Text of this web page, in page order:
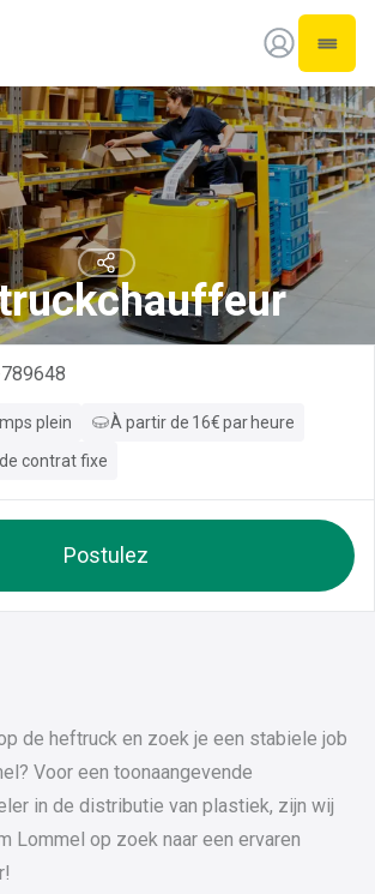
Ouvrir
plein À partir de 16€par heure
contrat fixe
Postulez
de heftruck en zoek je een stabiele job
Voor een toonaangevende
in de distributie van plastiek, zijn wij
Lommel op zoek naar een ervaren